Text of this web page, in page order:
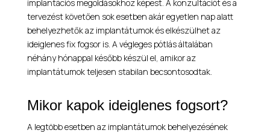
implantációs megoldásokhoz képest. A konzultációt és a
tervezést követően sok esetben akár egyetlen nap alatt
behelyezhetők az implantátumok és elkészülhet az
ideiglenes fix fogsor is. A végleges pótlás általában
néhány hónappal később készül el, amikor az
implantátumok teljesen stabilan becsontosodtak.
Mikor kapok ideiglenes fogsort?
A legtöbb esetben az implantátumok behelyezésének